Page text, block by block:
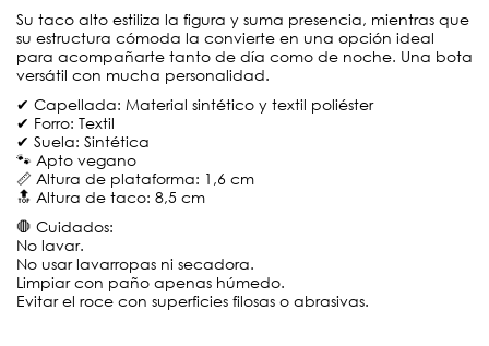
Su taco alto estiliza la figura y suma presencia, mientras que
su estructura cómoda la convierte en una opción ideal
para acompañarte tanto de día como de noche. Una bota
versátil con mucha personalidad.
✔ Capellada: Material sintético y textil poliéster
✔ Forro: Textil
✔ Suela: Sintética
🐾 Apto vegano
📏 Altura de plataforma: 1,6 cm
🔝 Altura de taco: 8,5 cm
🛑 Cuidados:
No lavar.
No usar lavarropas ni secadora.
Limpiar con paño apenas húmedo.
Evitar el roce con superficies filosas o abrasivas.